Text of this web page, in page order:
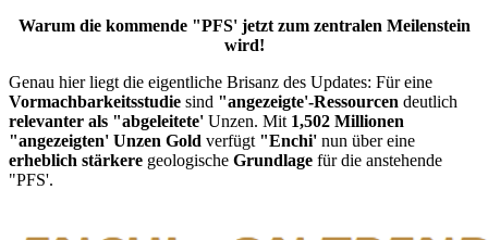
Warum die kommende "PFS' jetzt zum zentralen Meilenstein
wird!
Genau hier liegt die eigentliche Brisanz des Updates: Für eine
Vormachbarkeitsstudie sind "angezeigte'-Ressourcen deutlich
relevanter als "abgeleitete' Unzen. Mit 1,502 Millionen
"angezeigten' Unzen Gold verfügt "Enchi' nun über eine
erheblich stärkere geologische Grundlage für die anstehende
"PFS'.